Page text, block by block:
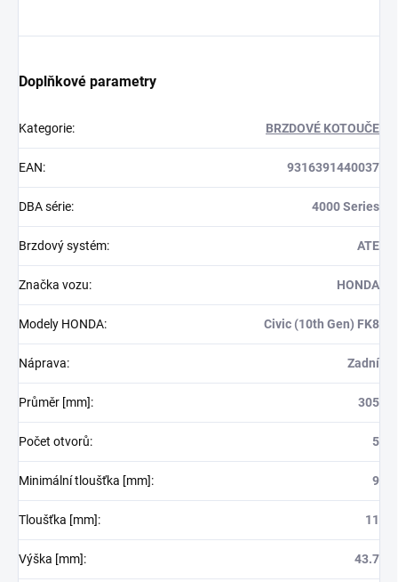
Doplňkové parametry
Kategorie: BRZDOVÉ KOTOUČE
EAN: 9316391440037
DBA série: 4000 Series
Brzdový systém: ATE
Značka vozu: HONDA
Modely HONDA: Civic (10th Gen) FK8
Náprava: Zadní
Průměr [mm]: 305
Počet otvorů: 5
Minimální tloušťka [mm]: 9
Tloušťka [mm]: 11
Výška [mm]: 43.7